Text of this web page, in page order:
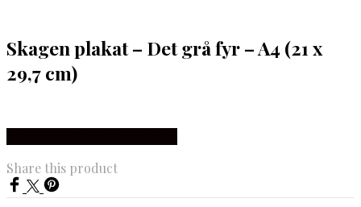
Skagen plakat – Det grå fyr – A4 (21 x
29,7 cm)
Share this product